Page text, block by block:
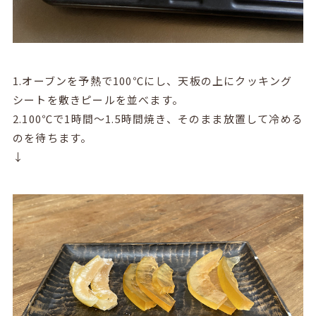
1.オーブンを予熱で100℃にし、天板の上にクッキング
シートを敷きピールを並べます。
2.100℃で1時間～1.5時間焼き、そのまま放置して冷める
のを待ちます。
↓